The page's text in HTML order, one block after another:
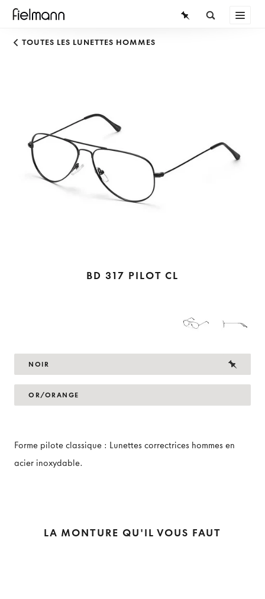
LUNETTES
CONNAISSANCES
SERVICE
TOUTES LES LUNETTES HOMMES
BD 317 PILOT CL
NOIR
OR/ORANGE
Forme pilote classique : Lunettes correctrices hommes en
acier inoxydable.
LA MONTURE QU'IL VOUS FAUT